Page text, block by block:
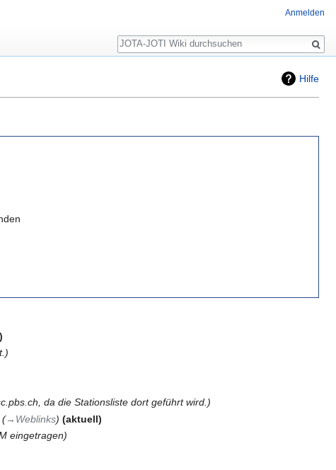
Hilfe
da die Stationsliste dort geführt wird.
‎ →‎Weblinks
aktuell
eingetragen
Anmelden
Suche